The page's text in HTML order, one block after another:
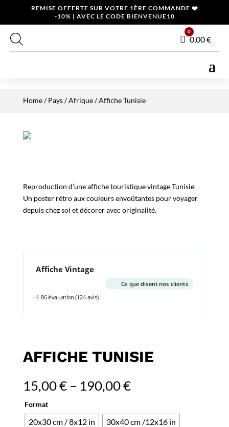
REMISE OFFERTE SUR VOTRE 1ÈRE COMMANDE ❤️
-10% | AVEC LE CODE BIENVENUE10
Panier
0
0,00€
Home/Pays/Afrique/ Affiche Tunisie
Reproduction d’une affiche touristique vintage Tunisie.
Un poster rétro aux couleurs envoûtantes pour voyager
depuis chez soi et décorer avec originalité.
Affiche Vintage
Ce que disent nos clients
4.86 évaluation (124 avis)
AFFICHE TUNISIE
15,00€– 190,00€
Format
20x30 cm / 8x12 in
30x40 cm /12x16 in